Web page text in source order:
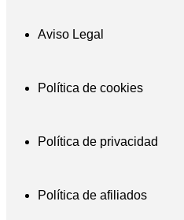
Aviso Legal
Política de cookies
Política de privacidad
Política de afiliados